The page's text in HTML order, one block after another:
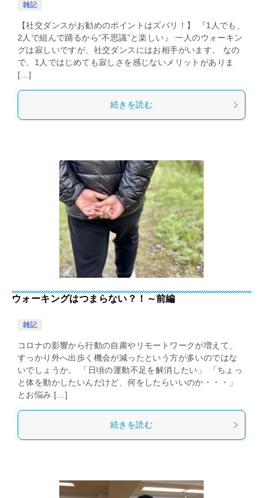
雑記
【社交ダンスがお勧めのポイントはズバリ！】 『1人でも、
2人で組んで踊るから“不思議”と楽しい』 一人のウォーキン
グは寂しいですが、社交ダンスにはお相手がいます。 なの
で、1人ではじめても寂しさを感じないメリットがありま
[…]
続きを読む
ウォーキングはつまらない？！～前編
雑記
コロナの影響から行動の自粛やリモートワークが増えて、
すっかり外へ出歩く機会が減ったという方が多いのではな
いでしょうか。 「日頃の運動不足を解消したい」 「ちょっ
と体を動かしたいんだけど、何をしたらいいのか・・・」
とお悩み […]
続きを読む